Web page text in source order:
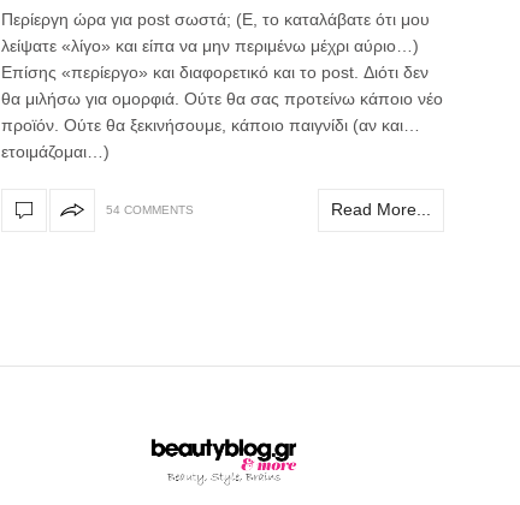
Περίεργη ώρα για post σωστά; (Ε, το καταλάβατε ότι μου
λείψατε «λίγο» και είπα να μην περιμένω μέχρι αύριο…)
Επίσης «περίεργο» και διαφορετικό και το post. Διότι δεν
θα μιλήσω για ομορφιά. Ούτε θα σας προτείνω κάποιο νέο
προϊόν. Ούτε θα ξεκινήσουμε, κάποιο παιγνίδι (αν και…
ετοιμάζομαι…)
54 COMMENTS Read More...